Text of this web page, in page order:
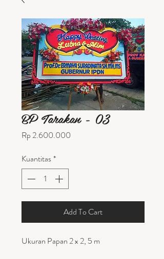
BP Tarakan - 03
Rp 2.600.000
Kuantitas*
Add To Cart
Ukuran Papan 2 x 2, 5 m